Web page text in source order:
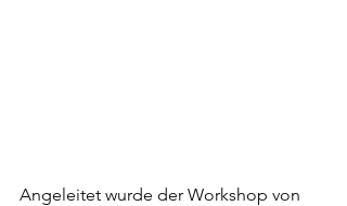
Angeleitet wurde der Workshop von